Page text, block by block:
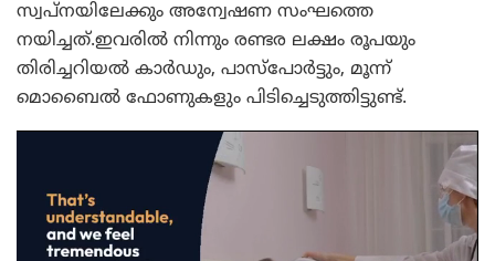
സ്വപ്നയിലേക്കും അന്വേഷണ സംഘത്തെ
നയിച്ചത്.ഇവരിൽ നിന്നും രണ്ടര ലക്ഷം രൂപയും
തിരിച്ചറിയൽ കാർഡും, പാസ്പോർട്ടും, മൂന്ന്
മൊബൈൽ ഫോണുകളും പിടിച്ചെടുത്തിട്ടുണ്ട്.